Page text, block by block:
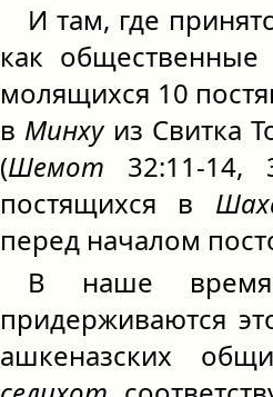
И там, где
как
молящихся 10
в Минхуиз Свитка
(Шемот 32:11-14,
постящихся в
перед началом
В наше
придерживаются
ашкеназских